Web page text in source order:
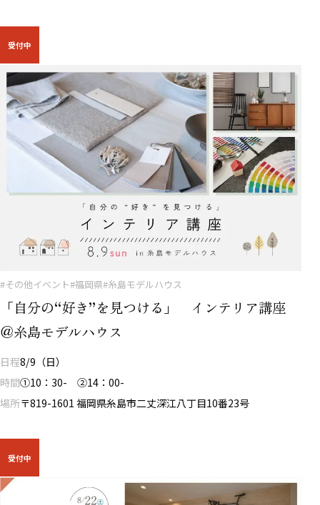
受付中
#その他イベント#福岡県#糸島モデルハウス
「自分の“好き”を見つける」 インテリア講座
＠糸島モデルハウス
日程8/9（日）
時間①10：30- ②14：00-
場所〒819-1601 福岡県糸島市二丈深江八丁目10番23号
受付中